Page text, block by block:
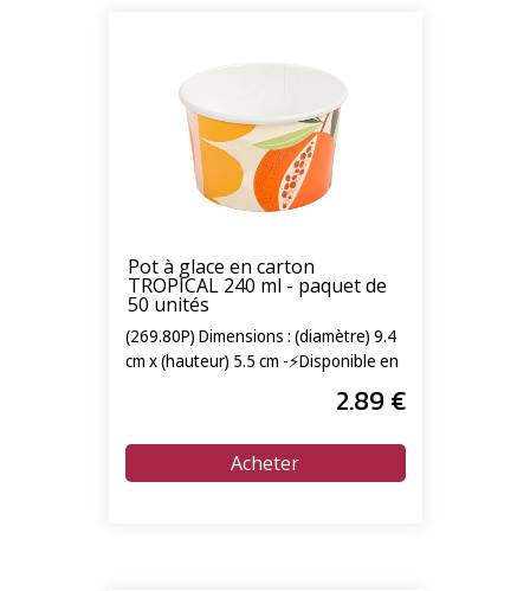
Pot à glace en carton
TROPICAL 240 ml - paquet de
50 unités
(269.80P) Dimensions : (diamètre) 9.4
cm x (hauteur) 5.5 cm -⚡Disponible en
2.89 €